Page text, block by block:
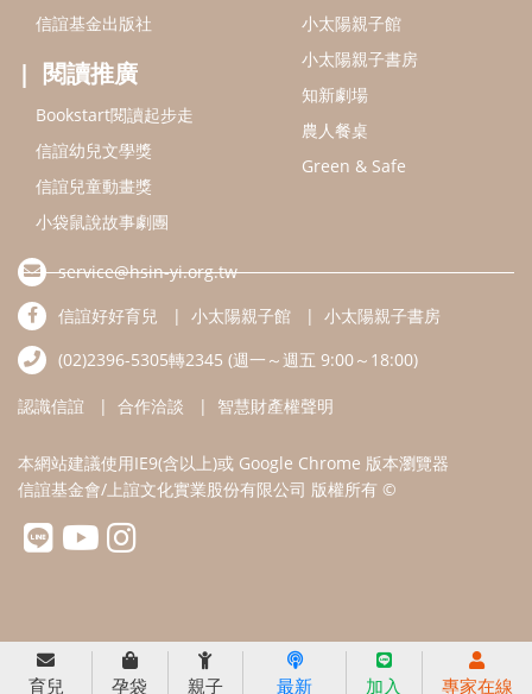
信誼基金出版社
閱讀推廣
Bookstart閱讀起步走
信誼幼兒文學獎
信誼兒童動畫獎
小袋鼠說故事劇團
小太陽親子館
小太陽親子書房
知新劇場
農人餐桌
Green & Safe
service@hsin-yi.org.tw
信誼好好育兒
小太陽親子館
小太陽親子書房
(02)2396-5305轉2345 (週一～週五 9:00～18:00)
認識信誼 合作洽談 智慧財產權聲明
本網站建議使用IE9(含以上)或 Google Chrome 版本瀏覽器
信誼基金會/上誼文化實業股份有限公司 版權所有 ©
育兒 孕袋 親子 最新 加入 專家在線